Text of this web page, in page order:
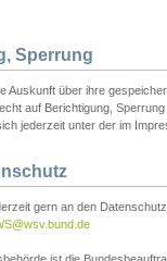
Sperrung
Auskunft über ihre
auf Berichtigung,
jederzeit unter der im
gern an den